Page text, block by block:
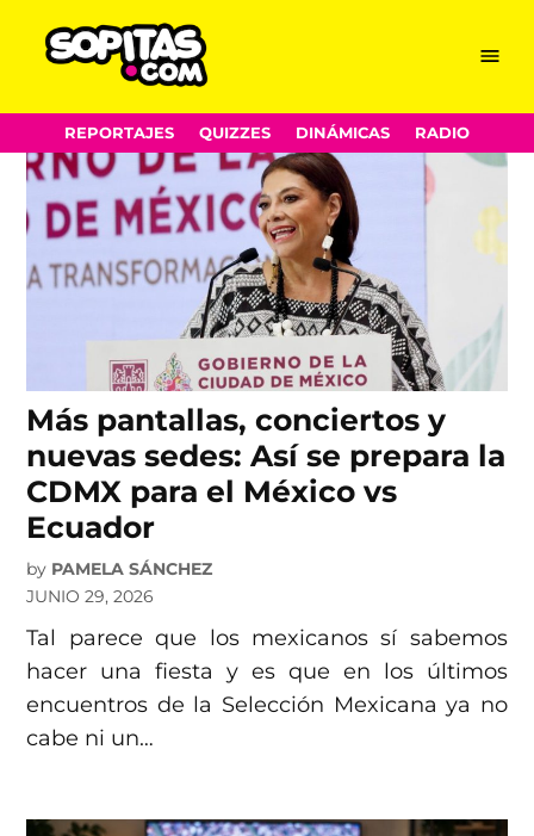
content
Menu
REPORTAJES QUIZZES DINÁMICAS RADIO
pantallas
Más pantallas, conciertos y
nuevas sedes: Así se prepara la
CDMX para el México vs
Ecuador
by PAMELA SÁNCHEZ
JUNIO 29, 2026
Tal parece que los mexicanos sí sabemos
hacer una fiesta y es que en los últimos
encuentros de la Selección Mexicana ya no
cabe ni un…